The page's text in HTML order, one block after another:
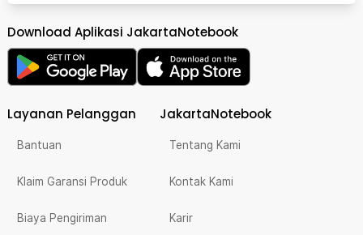
Download Aplikasi JakartaNotebook
Layanan Pelanggan
Bantuan
Klaim Garansi Produk
Biaya Pengiriman
JakartaNotebook
Tentang Kami
Kontak Kami
Karir